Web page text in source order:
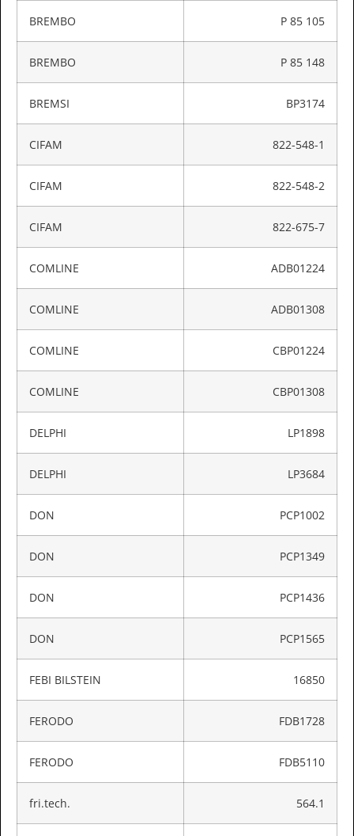
BREMBO P 85 105
BREMBO P 85 148
BREMSI BP3174
CIFAM 822-548-1
CIFAM 822-548-2
CIFAM 822-675-7
COMLINE ADB01224
COMLINE ADB01308
COMLINE CBP01224
COMLINE CBP01308
DELPHI LP1898
DELPHI LP3684
DON PCP1002
DON PCP1349
DON PCP1436
DON PCP1565
FEBI BILSTEIN 16850
FERODO FDB1728
FERODO FDB5110
fri.tech. 564.1